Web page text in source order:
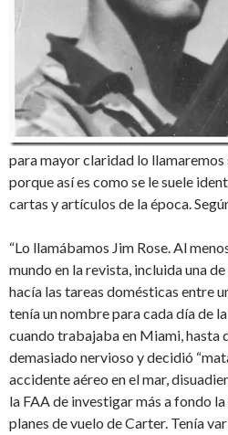
para mayor claridad lo llamaremos
porque así es como se le suele
cartas y artículos de la época.
“Lo llamábamos Jim Rose. Al
mundo en la revista, incluida una
hacía las tareas domésticas entre
tenía un nombre para cada día de
cuando trabajaba en Miami, hasta
demasiado nervioso y decidió
accidente aéreo en el mar,
la FAA de investigar más a fondo
planes de vuelo de Carter. Tenía